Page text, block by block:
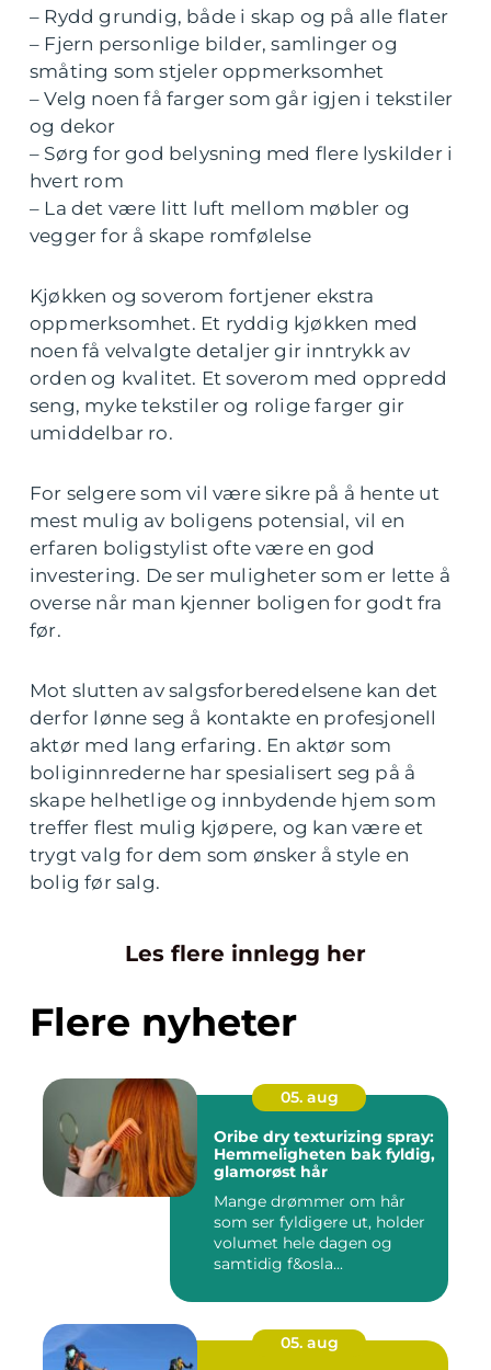
– Rydd grundig, både i skap og på alle flater
– Fjern personlige bilder, samlinger og
småting som stjeler oppmerksomhet
– Velg noen få farger som går igjen i tekstiler
og dekor
– Sørg for god belysning med flere lyskilder i
hvert rom
– La det være litt luft mellom møbler og
vegger for å skape romfølelse
Kjøkken og soverom fortjener ekstra
oppmerksomhet. Et ryddig kjøkken med
noen få velvalgte detaljer gir inntrykk av
orden og kvalitet. Et soverom med oppredd
seng, myke tekstiler og rolige farger gir
umiddelbar ro.
For selgere som vil være sikre på å hente ut
mest mulig av boligens potensial, vil en
erfaren boligstylist ofte være en god
investering. De ser muligheter som er lette å
overse når man kjenner boligen for godt fra
før.
Mot slutten av salgsforberedelsene kan det
derfor lønne seg å kontakte en profesjonell
aktør med lang erfaring. En aktør som
boliginnrederne har spesialisert seg på å
skape helhetlige og innbydende hjem som
treffer flest mulig kjøpere, og kan være et
trygt valg for dem som ønsker å style en
bolig før salg.
Les flere innlegg her
Flere nyheter
05. aug
Oribe dry texturizing spray:
Hemmeligheten bak fyldig,
glamorøst hår
Mange drømmer om hår
som ser fyldigere ut, holder
volumet hele dagen og
samtidig f&osla...
05. aug